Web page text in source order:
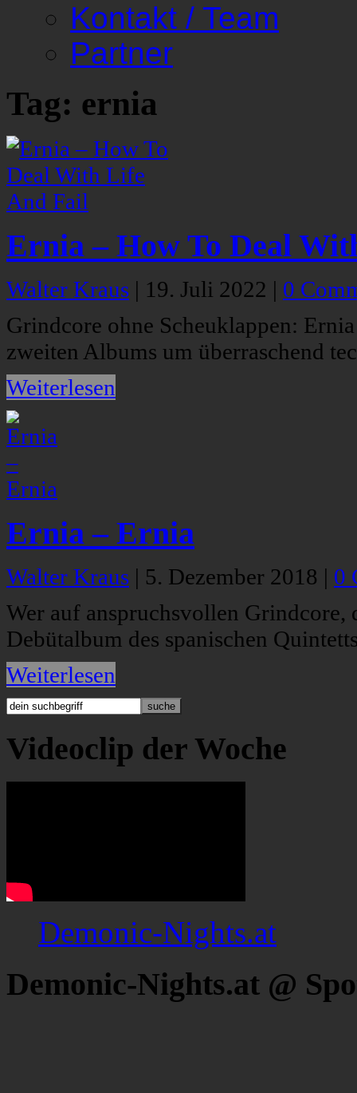
Kontakt / Team
Partner
Tag: ernia
Ernia – How To Deal
Walter Kraus | 19. Juli 2022 | 0
Grindcore ohne Scheuklappen:
zweiten Albums um überraschend
Weiterlesen
Ernia – Ernia
Walter Kraus | 5. Dezember 2018 | 0
Wer auf anspruchsvollen
Debütalbum des spanischen
Weiterlesen
Videoclip der Woche
Demonic-Nights.at
Demonic-Nights.at @